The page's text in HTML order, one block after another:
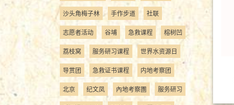
沙头角梅子林 手作步道 社联
志愿者活动 谷埔 急救课程 榕树凹
荔枝窝 服务研习课程 世界水资源日
导赏团 急救证书课程 内地考察团
北京 纪文凤 內地考察團 服务研习